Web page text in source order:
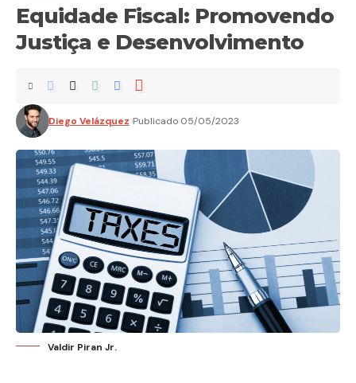
Equidade Fiscal: Promovendo
Justiça e Desenvolvimento
Diego Velázquez Publicado 05/05/2023
Valdir Piran Jr.